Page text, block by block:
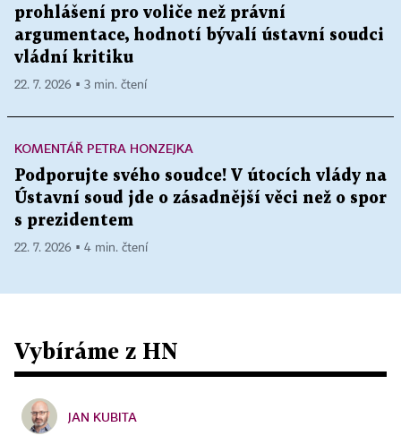
prohlášení pro voliče než právní
argumentace, hodnotí bývalí ústavní soudci
vládní kritiku
22. 7. 2026 ▪ 3 min. čtení
KOMENTÁŘ PETRA HONZEJKA
Podporujte svého soudce! V útocích vlády na
Ústavní soud jde o zásadnější věci než o spor
s prezidentem
22. 7. 2026 ▪ 4 min. čtení
Vybíráme z HN
JAN KUBITA